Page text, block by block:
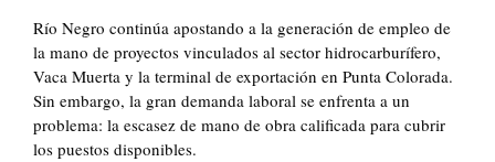
Río Negro continúa apostando a la generación de empleo de
la mano de proyectos vinculados al sector hidrocarburífero,
Vaca Muerta y la terminal de exportación en Punta Colorada.
Sin embargo, la gran demanda laboral se enfrenta a un
problema: la escasez de mano de obra calificada para cubrir
los puestos disponibles.